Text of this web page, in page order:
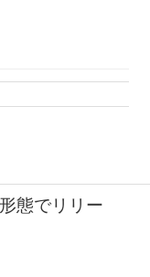
ング
態でリリー